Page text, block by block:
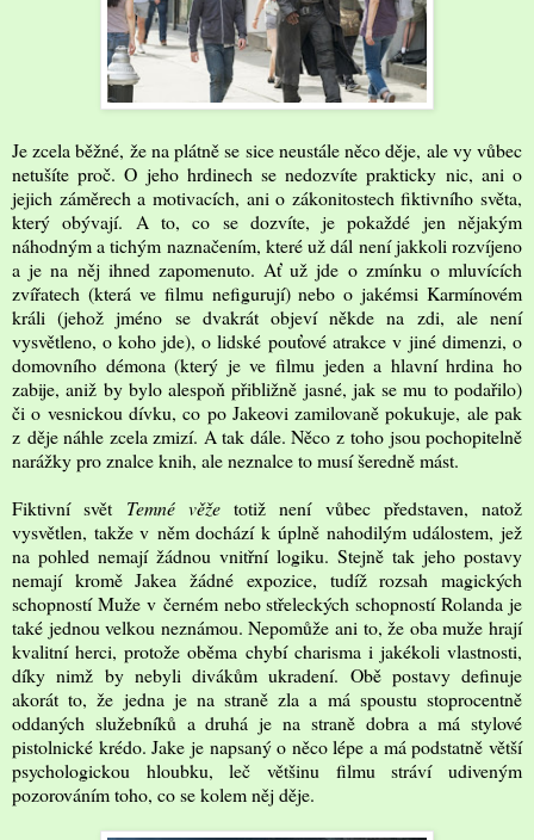
Je zcela běžné, že na plátně se sice neustále něco děje, ale vy vůbec
netušíte proč. O jeho hrdinech se nedozvíte prakticky nic, ani o
jejich záměrech a motivacích, ani o zákonitostech fiktivního světa,
který obývají. A to, co se dozvíte, je pokaždé jen nějakým
náhodným a tichým naznačením, které už dál není jakkoli rozvíjeno
a je na něj ihned zapomenuto. Ať už jde o zmínku o mluvících
zvířatech (která ve filmu nefigurují) nebo o jakémsi Karmínovém
králi (jehož jméno se dvakrát objeví někde na zdi, ale není
vysvětleno, o koho jde), o lidské pouťové atrakce v jiné dimenzi, o
domovního démona (který je ve filmu jeden a hlavní hrdina ho
zabije, aniž by bylo alespoň přibližně jasné, jak se mu to podařilo)
či o vesnickou dívku, co po Jakeovi zamilovaně pokukuje, ale pak
z děje náhle zcela zmizí. A tak dále. Něco z toho jsou pochopitelně
narážky pro znalce knih, ale neznalce to musí šeredně mást.
Fiktivní svět Temné věžetotiž není vůbec představen, natož
vysvětlen, takže v něm dochází k úplně nahodilým událostem, jež
na pohled nemají žádnou vnitřní logiku. Stejně tak jeho postavy
nemají kromě Jakea žádné expozice, tudíž rozsah magických
schopností Muže v černém nebo střeleckých schopností Rolanda je
také jednou velkou neznámou. Nepomůže ani to, že oba muže hrají
kvalitní herci, protože oběma chybí charisma i jakékoli vlastnosti,
díky nimž by nebyli divákům ukradení. Obě postavy definuje
akorát to, že jedna je na straně zla a má spoustu stoprocentně
oddaných služebníků a druhá je na straně dobra a má stylové
pistolnické krédo. Jake je napsaný o něco lépe a má podstatně větší
psychologickou hloubku, leč většinu filmu stráví udiveným
pozorováním toho, co se kolem něj děje.